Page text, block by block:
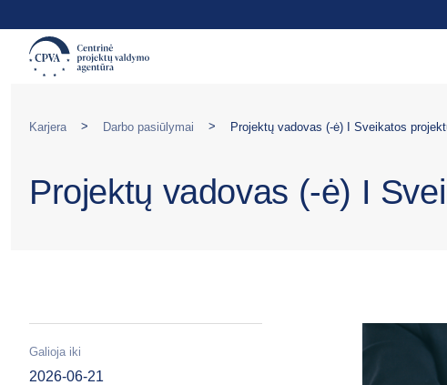
Karjera > Darbo pasiūlymai > Projektų vadovas (-ė) I Sveikatos
Projektų vadovas (-ė) I
Galioja iki
2026-06-21